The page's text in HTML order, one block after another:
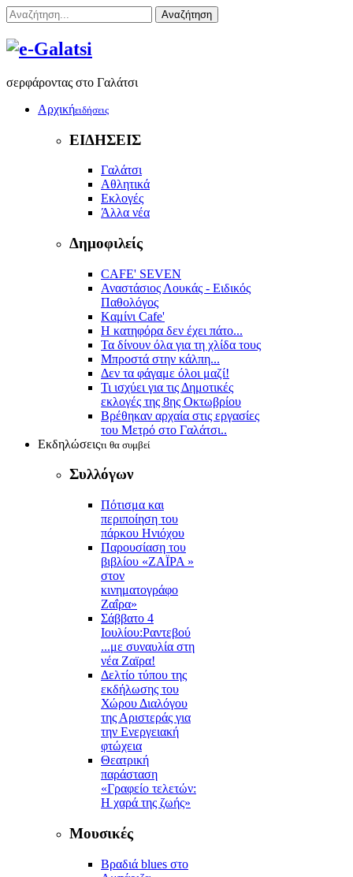
Αναζήτηση
σερφάροντας στο Γαλάτσι
Αρχικήειδήσεις
ΕΙΔΗΣΕΙΣ
Γαλάτσι
Αθλητικά
Εκλογές
Άλλα νέα
Δημοφιλείς
CAFE' SEVEN
Αναστάσιος Λουκάς - Ειδικός
Παθολόγος
Kαμίνι Cafe'
Η κατηφόρα δεν έχει πάτο...
Τα δίνουν όλα για τη χλίδα τους
Μπροστά στην κάλπη...
Δεν τα φάγαμε όλοι μαζί!
Τι ισχύει για τις Δημοτικές
εκλογές της 8ης Οκτωβρίου
Βρέθηκαν αρχαία στις εργασίες
του Μετρό στο Γαλάτσι..
Εκδηλώσειςτι θα συμβεί
Συλλόγων
Πότισμα και
περιποίηση του
πάρκου Ηνιόχου
Παρουσίαση του
βιβλίου «ΖΑΪΡΑ »
στον
κινηματογράφο
Ζαΐρα»
Σάββατο 4
Ιουλίου:Ραντεβού
...με συναυλία στη
νέα Ζαϊρα!
Δελτίο τύπου της
εκδήλωσης του
Χώρου Διαλόγου
της Αριστεράς για
την Ενεργειακή
φτώχεια
Θεατρική
παράσταση
«Γραφείο τελετών:
Η χαρά της ζωής»
Μουσικές
Βραδιά blues στο